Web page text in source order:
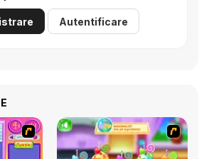
Autentificare